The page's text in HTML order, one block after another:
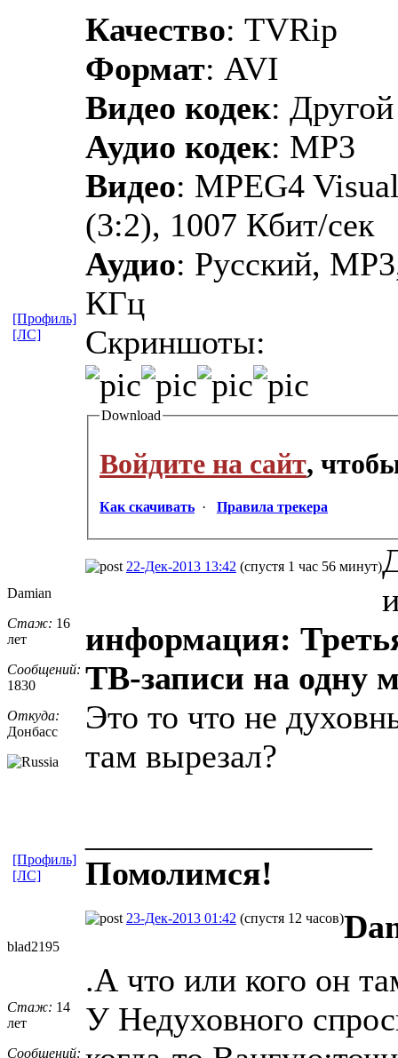
Качество: TVRip
Формат: AVI
Видео кодек:
Аудио кодек: MP3
Видео: MPEG4
(3:2), 1007 Кбит/сек
Аудио: Русский,
КГц
Скриншоты:
Download
Войдите на сайт,
Как скачивать · Правила трекера
[Профиль]
[ЛС]
Damian
Стаж: 16
лет
Сообщений:
1830
Откуда:
Донбасс
22-Дек-2013 13:42 (спустя 1 час 56 минут)
информация:
ТВ-записи на одну
Это то что не
там вырезал?
Помолимся!
[Профиль]
[ЛС]
blad2195
Стаж: 14
лет
Сообщений:
23-Дек-2013 01:42 (спустя 12 часов)
.А что или кого он
У Недуховного